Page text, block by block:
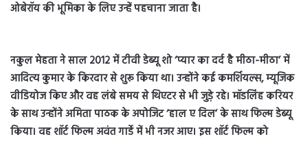
ओबेरॉय की भूमिका के लिए उन्हें पहचाना जाता है।
नकुल मेहता ने साल 2012 में टीवी डेब्यू शो ‘प्यार का दर्द है मीठा-मीठा’ में
आदित्य कुमार के किरदार से शुरू किया था। उन्होंने कई कमर्शियल्स, म्यूजिक
वीडियोज किए और वह लंबे समय से थिएटर से भी जुड़े रहे। मॉडलिंह करियर
के साथ उन्होंने अमिता पाठक के अपोजिट ‘हाल ए दिल’ के साथ फिल्म डेब्यू
किया। वह शॉर्ट फिल्म अवंत गार्डे में भी नजर आए। इस शॉर्ट फिल्म को